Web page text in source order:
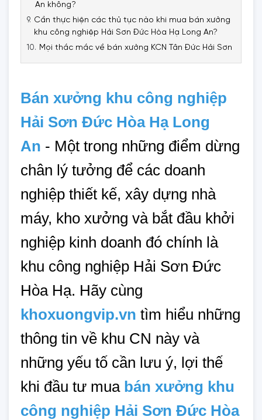
An không?
Cần thực hiện các thủ tục nào khi mua bán xưởng
khu công nghiệp Hải Sơn Đức Hòa Hạ Long An?
Mọi thắc mắc về bán xưởng KCN Tân Đức Hải Sơn
Bán xưởng khu công nghiệp
Hải Sơn Đức Hòa Hạ Long
An - Một trong những điểm dừng
chân lý tưởng để các doanh
nghiệp thiết kế, xây dựng nhà
máy, kho xưởng và bắt đầu khởi
nghiệp kinh doanh đó chính là
khu công nghiệp Hải Sơn Đức
khoxuongvip.vn tìm hiểu những
thông tin về khu CN này và
những yếu tố cần lưu ý, lợi thế
khi đầu tư mua bán xưởng khu
công nghiệp Hải Sơn Đức Hòa